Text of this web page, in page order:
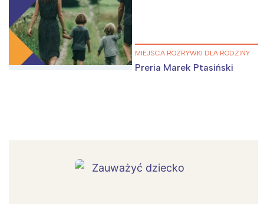
MIEJSCA ROZRYWKI DLA RODZINY
Preria Marek Ptasiński